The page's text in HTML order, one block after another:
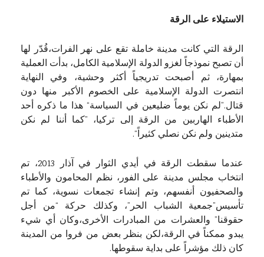
الاستيلاء على الرقة
الرقة التي كانت مدينة خاملة تقع على نهر الفرات،قُدّر لها
أن تصبح نموذجاً لغزو الدولة الإسلامية الكامل، بدأت العملية
بمهارة، ثم أصبحت تدريجياً أكثر وحشية، وفي النهاية
انتصرت الدولة الإسلامية على الخصوم الأكبر منها دون
قتال.”لم نكن يوماً ضليعين في السياسة“ هذا ما ذكره أحد
الأطباء الهاربين من الرقة إلى تركيا، ”كما أننا لم نكن
متدينين ولم نكن نصلي كثيراً“.
عندما سقطت الرقة في أيدي الثوار في آذار 2013، تم
انتخاب مجلس مدينة على الفور، نظم المحامون والأطباء
والصحفيون أنفسهم، وتم إنشاء تجمعات نسوية، كما تم
تأسيس”جمعية الشباب الحر”، وكذلك حركة “من أجل
حقوقنا” والعشرات من المبادرات الأخرى،وكان أي شيء
يبدو ممكناً في الرقة،لكن بنظر بعض من فروا من المدينة
كان ذلك مؤشراً على بداية سقوطها.